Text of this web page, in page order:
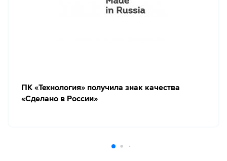
ПК «Технология» получила знак качества
«Сделано в России»